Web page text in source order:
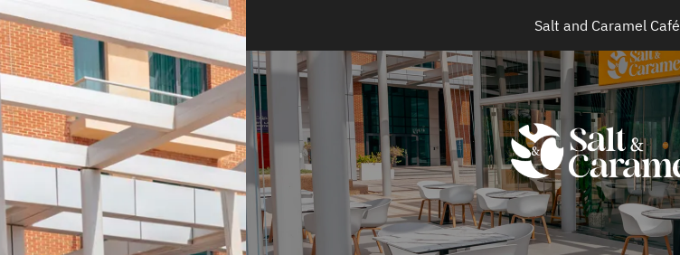
Salt and Caramel Café